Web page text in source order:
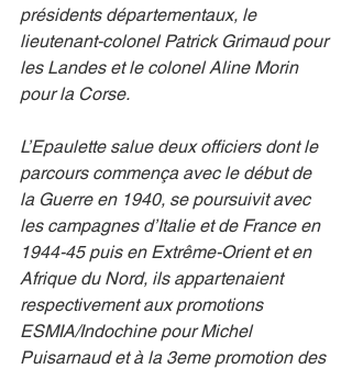
présidents départementaux, le
lieutenant-colonel Patrick Grimaud pour
les Landes et le colonel Aline Morin
pour la Corse.
L’Epaulette salue deux officiers dont le
parcours commença avec le début de
la Guerre en 1940, se poursuivit avec
les campagnes d’Italie et de France en
1944-45 puis en Extrême-Orient et en
Afrique du Nord, ils appartenaient
respectivement aux promotions
ESMIA/Indochine pour Michel
Puisarnaud et à la 3eme promotion des